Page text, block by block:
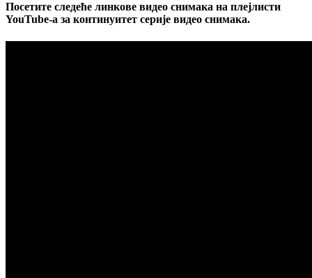
Посетите следеће линкове видео снимака на плејлисти
YouTube-а за континуитет серије видео снимака.